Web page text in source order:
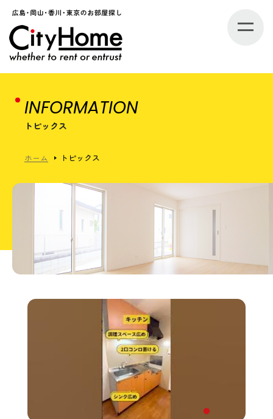
INFORMATION
トピックス
ホーム トピックス